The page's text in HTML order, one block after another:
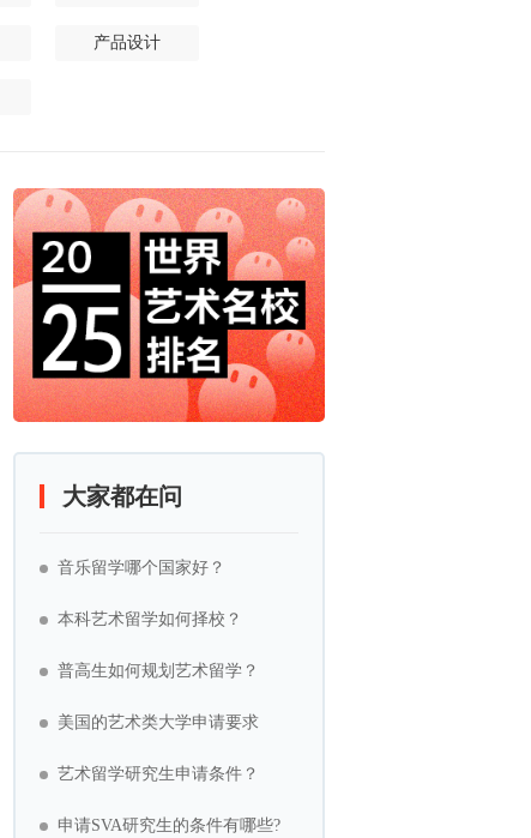
产品设计
大家都在问
音乐留学哪个国家好？
本科艺术留学如何择校？
普高生如何规划艺术留学？
美国的艺术类大学申请要求
艺术留学研究生申请条件？
申请SVA研究生的条件有哪些?